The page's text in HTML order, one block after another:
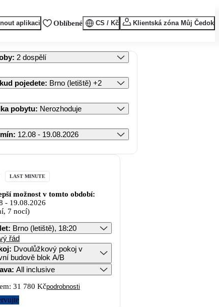
aplikaci Oblíbené CS / Kč Klientská zóna Můj Čedok
: 2 dospělí
pojedete: Brno (letiště) +2
pobytu: Nerozhoduje
: 12.08 - 19.08.2026
LAST MINUTE
možnost v tomto období:
- 19.08.2026
7 nocí)
: Brno (letiště), 18:20
řád
: Dvoulůžkový pokoj v
budově blok A/B
: All inclusive
31 780 Kčpodrobnosti